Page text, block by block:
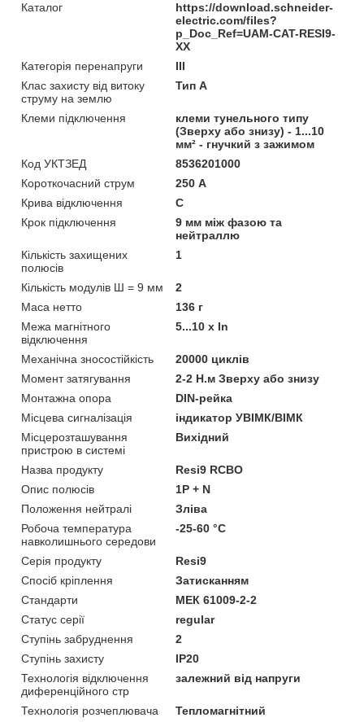
Каталог
https://download.schneider-
electric.com/files?
p_Doc_Ref=UAM-CAT-RESI9-
XX
Категорія перенапруги
ІІІ
Клас захисту від витоку
струму на землю
Тип А
Клеми підключення
клеми тунельного типу
(Зверху або знизу) - 1...10
мм² - гнучкий з зажимом
Код УКТЗЕД
8536201000
Короткочасний струм
250 А
Крива відключення
C
Крок підключення
9 мм між фазою та
нейтраллю
Кількість захищених
полюсів
1
Кількість модулів Ш = 9 мм
2
Маса нетто
136 г
Межа магнітного
відключення
5...10 x In
Механічна зносостійкість
20000 циклів
Момент затягування
2-2 Н.м Зверху або знизу
Монтажна опора
DIN-рейка
Місцева сигналізація
iндикатор УВІМК/ВІМК
Місцерозташування
пристрою в системі
Вихідний
Назва продукту
Resi9 RCBO
Опис полюсів
1P + N
Положення нейтралі
Зліва
Робоча температура
навколишнього середови
-25-60 °C
Серія продукту
Resi9
Спосіб кріплення
Затисканням
Стандарти
МЕК 61009-2-2
Статус серії
regular
Ступінь забруднення
2
Ступінь захисту
IP20
Технологія відключення
диференційного стр
залежний від напруги
Технологія розчеплювача
Тепломагнітний